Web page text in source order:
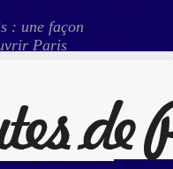
: une façon
Paris